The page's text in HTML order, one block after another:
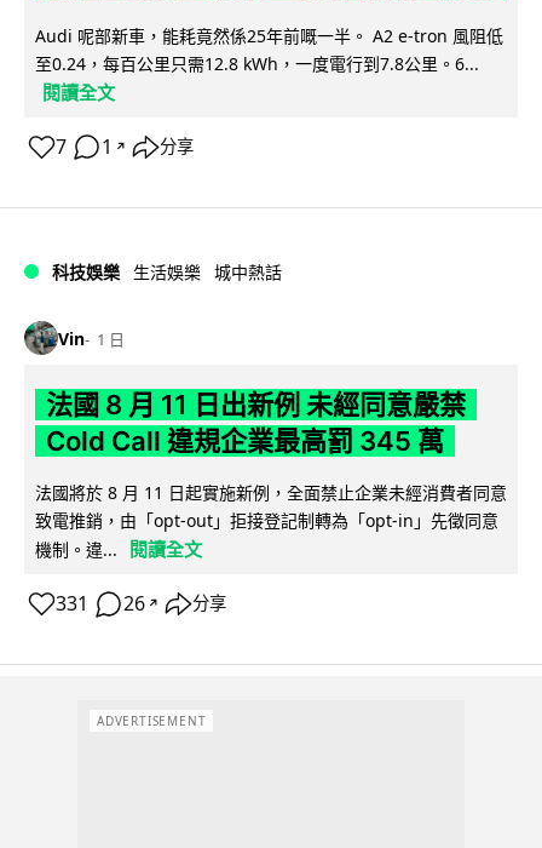
Audi 呢部新車，能耗竟然係25年前嘅一半。 A2 e-tron 風阻低
至0.24，每百公里只需12.8 kWh，一度電行到7.8公里。6...
閱讀全文
7 1 ↗ 分享
科技娛樂 生活娛樂 城中熱話
Vin 1 日
法國 8 月 11 日出新例 未經同意嚴禁
Cold Call 違規企業最高罰 345 萬
法國將於 8 月 11 日起實施新例，全面禁止企業未經消費者同意
致電推銷，由「opt-out」拒接登記制轉為「opt-in」先徵同意
機制。違...
閱讀全文
331 26 ↗ 分享
ADVERTISEMENT